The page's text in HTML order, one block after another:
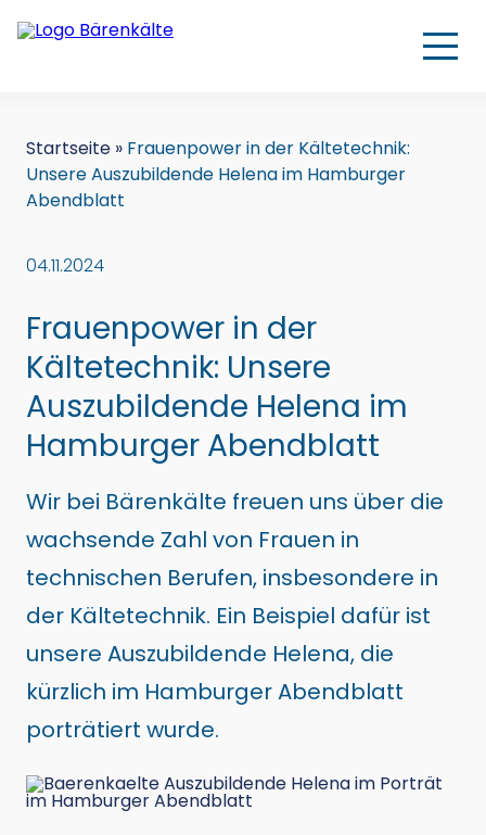
Startseite » Frauenpower in der Kältetechnik:
Unsere Auszubildende Helena im Hamburger
Abendblatt
04.11.2024
Frauenpower in der
Kältetechnik: Unsere
Auszubildende Helena im
Hamburger Abendblatt
Wir bei Bärenkälte freuen uns über die
wachsende Zahl von Frauen in
technischen Berufen, insbesondere in
der Kältetechnik. Ein Beispiel dafür ist
unsere Auszubildende Helena, die
kürzlich im Hamburger Abendblatt
porträtiert wurde.